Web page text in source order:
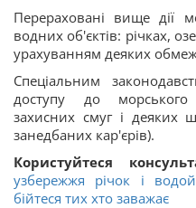
Перераховані вище дії
водних об'єктів: річках,
урахуванням деяких
Спеціальним
доступу до
захисних смуг і деяких
занедбаних кар'єрів).
Користуйтеся
узбережжя річок і
бійтеся тих хто заважає